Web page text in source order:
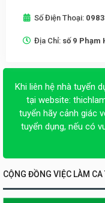
Số Điện Thoại:
Địa Chỉ: số 9 Phạm
Khi liên hệ nhà tuyển
tại website:
tuyển hãy cảnh giác
tuyển dụng, nếu có
CỘNG ĐỒNG VIỆC LÀM CA